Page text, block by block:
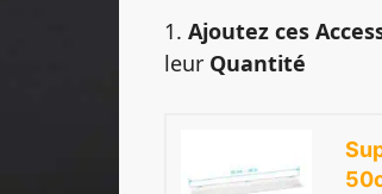
1.Ajoutez ces
leur Quantité